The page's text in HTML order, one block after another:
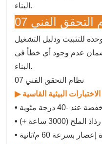
البناء.
التحقق الفني
للتثبيت ودليل التشغيل
عدم وجود أي خطأ في
البناء.
07 نظام التحقق الفني
▶ الاختبارات البيئية القاسية
•
-40 درجة مئوية
•
الملح (3000 ساعة +)
•